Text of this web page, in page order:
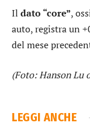
Il dato “core”,
auto, registra un
del mese
(Foto: Hanson Lu
LEGGI ANCHE